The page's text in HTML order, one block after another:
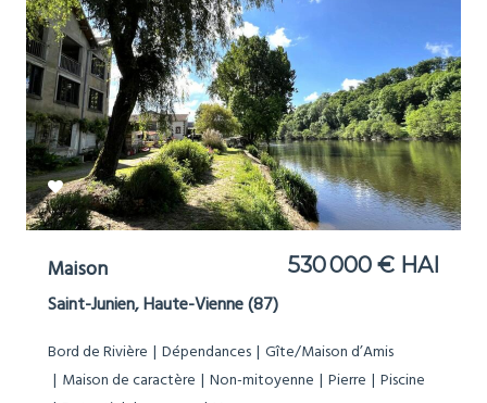
Maison 530 000 € HAI
Saint-Junien, Haute-Vienne (87)
Bord de Rivière Dépendances Gîte/Maison d’Amis
Maison de caractère
Non-mitoyenne Pierre
Piscine